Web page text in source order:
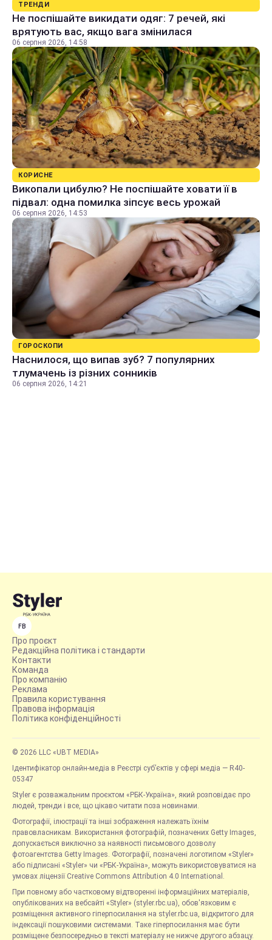
ТРЕНДИ
Не поспішайте викидати одяг: 7 речей, які
врятують вас, якщо вага змінилася
06 серпня 2026, 14:58
КОРИСНЕ
Викопали цибулю? Не поспішайте ховати її в
підвал: одна помилка зіпсує весь урожай
06 серпня 2026, 14:53
ГОРОСКОПИ
Наснилося, що випав зуб? 7 популярних
тлумачень із різних сонників
06 серпня 2026, 14:21
FB
Про проєкт
Редакційна політика і стандарти
Контакти
Команда
Про компанію
Реклама
Правила користування
Правова інформація
Політика конфіденційності
© 2026 LLC «UBT MEDIA»
Ідентифікатор онлайн-медіа в Реєстрі суб’єктів у сфері медіа — R40-
05347
Styler є розважальним проєктом «РБК-Україна», який розповідає про
людей, тренди і все, що цікаво читати поза новинами.
Фотографії, ілюстрації та інші зображення належать їхнім
правовласникам. Використання фотографій, позначених Getty Images,
допускається виключно за наявності письмового дозволу
фотоагентства Getty Images. Фотографії, позначені логотипом «Styler»
або підписані «Styler» чи «РБК-Україна», можуть використовуватися на
умовах ліцензії Creative Commons Attribution 4.0 International.
При повному або частковому відтворенні інформаційних матеріалів,
опублікованих на вебсайті «Styler» (styler.rbc.ua), обов'язковим є
розміщення активного гіперпосилання на styler.rbc.ua, відкритого для
індексації пошуковими системами. Таке гіперпосилання має бути
розміщене безпосередньо в тексті матеріалу не нижче другого абзацу.